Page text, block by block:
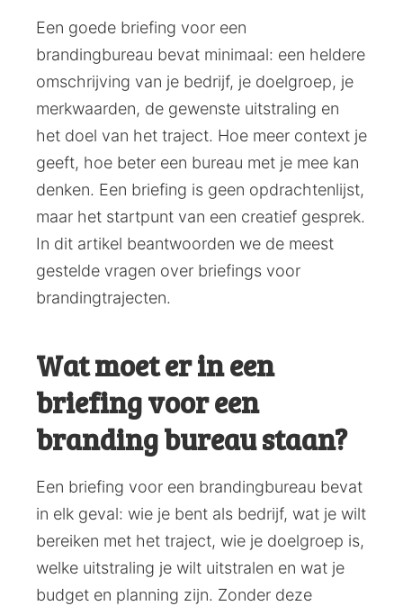
Een goede briefing voor een
brandingbureau bevat minimaal: een heldere
omschrijving van je bedrijf, je doelgroep, je
merkwaarden, de gewenste uitstraling en
het doel van het traject. Hoe meer context je
geeft, hoe beter een bureau met je mee kan
denken. Een briefing is geen opdrachtenlijst,
maar het startpunt van een creatief gesprek.
In dit artikel beantwoorden we de meest
gestelde vragen over briefings voor
brandingtrajecten.
Wat moet er in een
briefing voor een
branding bureau staan?
Een briefing voor een brandingbureau bevat
in elk geval: wie je bent als bedrijf, wat je wilt
bereiken met het traject, wie je doelgroep is,
welke uitstraling je wilt uitstralen en wat je
budget en planning zijn. Zonder deze